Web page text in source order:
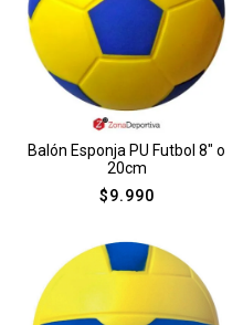
Balón Esponja PU Futbol 8″ o
20cm
$9.990